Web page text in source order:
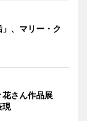
、マリー・ク
花さん作品展
現